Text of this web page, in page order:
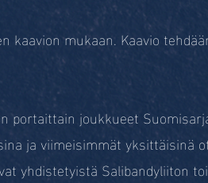
kaavion mukaan. Kaavio
portaittain joukkueet
ja viimeisimmät yksittäisinä
yhdistetyistä Salibandyliiton